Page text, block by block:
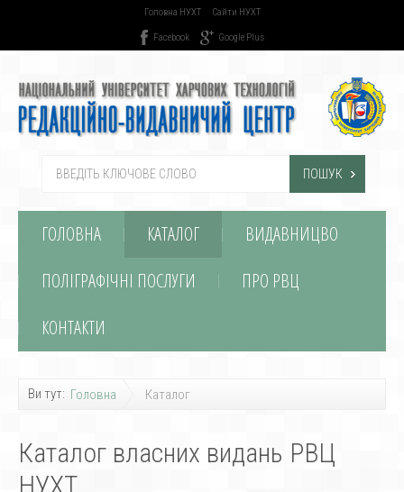
Головна НУХТ Сайти НУХТ
Facebook Google Plus
ПОШУК
ГОЛОВНА КАТАЛОГ
ВИДАВНИЦВО
ПОЛІГРАФІЧНІ ПОСЛУГИ
ПРО РВЦ
КОНТАКТИ
Ви тут: Головна Каталог
Каталог власних видань РВЦ
НУХТ